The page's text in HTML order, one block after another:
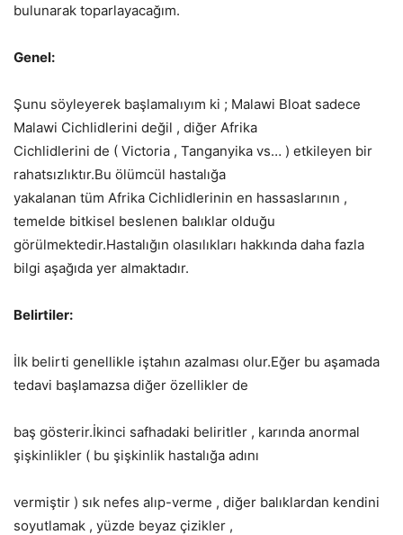
bulunarak toparlayacağım.
Genel:
Şunu söyleyerek başlamalıyım ki ; Malawi Bloat sadece
Malawi Cichlidlerini değil , diğer Afrika
Cichlidlerini de ( Victoria , Tanganyika vs… ) etkileyen bir
rahatsızlıktır.Bu ölümcül hastalığa
yakalanan tüm Afrika Cichlidlerinin en hassaslarının ,
temelde bitkisel beslenen balıklar olduğu
görülmektedir.Hastalığın olasılıkları hakkında daha fazla
bilgi aşağıda yer almaktadır.
Belirtiler:
İlk belirti genellikle iştahın azalması olur.Eğer bu aşamada
tedavi başlamazsa diğer özellikler de
baş gösterir.İkinci safhadaki beliritler , karında anormal
şişkinlikler ( bu şişkinlik hastalığa adını
vermiştir ) sık nefes alıp-verme , diğer balıklardan kendini
soyutlamak , yüzde beyaz çizikler ,